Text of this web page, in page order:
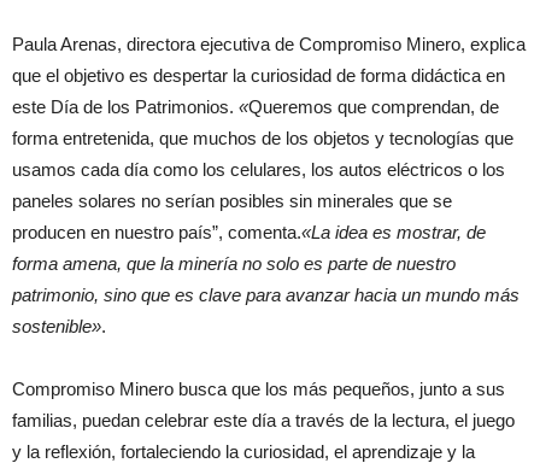
Paula Arenas, directora ejecutiva de Compromiso Minero, explica
que el objetivo es despertar la curiosidad de forma didáctica en
este Día de los Patrimonios. «Queremos que comprendan, de
forma entretenida, que muchos de los objetos y tecnologías que
usamos cada día como los celulares, los autos eléctricos o los
paneles solares no serían posibles sin minerales que se
producen en nuestro país”, comenta.«La idea es mostrar, de
forma amena, que la minería no solo es parte de nuestro
patrimonio, sino que es clave para avanzar hacia un mundo más
sostenible».
Compromiso Minero busca que los más pequeños, junto a sus
familias, puedan celebrar este día a través de la lectura, el juego
y la reflexión, fortaleciendo la curiosidad, el aprendizaje y la